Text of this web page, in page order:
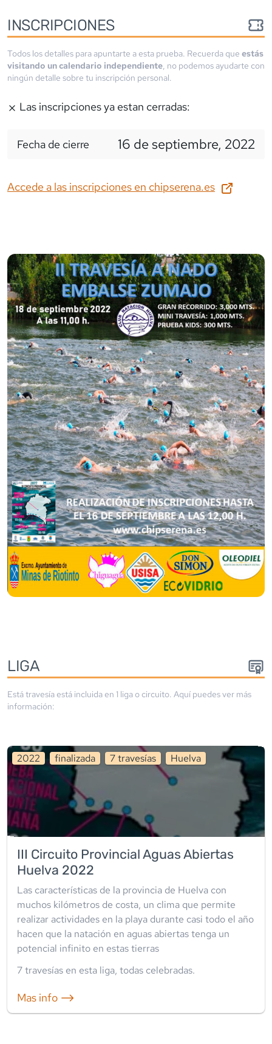
INSCRIPCIONES
Todos los detalles para apuntarte a esta prueba. Recuerda que estás
visitando un calendario independiente, no podemos ayudarte con
ningún detalle sobre tu inscripción personal.
Las inscripciones ya estan cerradas:
Fecha de cierre 16 de septiembre, 2022
Accede a las inscripciones en chipserena.es
LIGA
Está travesía está incluida en 1 liga o circuito. Aquí puedes ver más
información:
2022 finalizada 7travesías Huelva
III Circuito Provincial Aguas Abiertas
Huelva 2022
Las características de la provincia de Huelva con
muchos kilómetros de costa, un clima que permite
realizar actividades en la playa durante casi todo el año
hacen que la natación en aguas abiertas tenga un
potencial infinito en estas tierras
7travesías en esta liga, todas celebradas.
Mas info ⟶